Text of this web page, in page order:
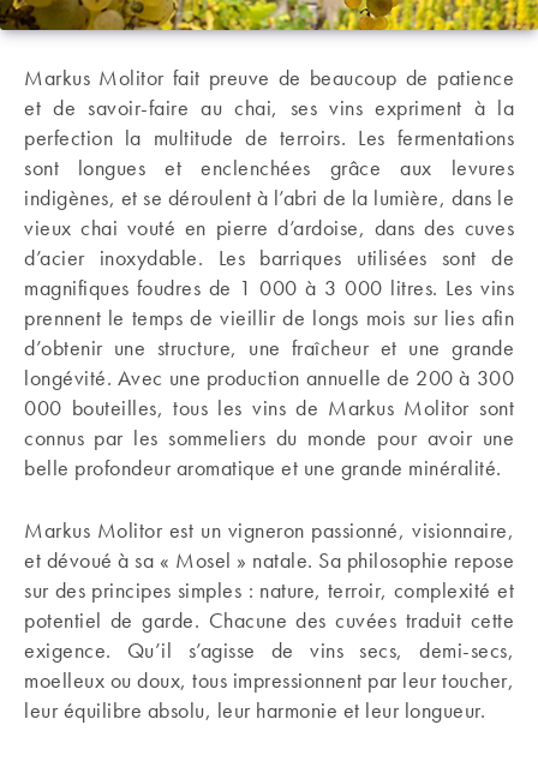
Markus Molitor fait preuve de beaucoup de patience
et de savoir-faire au chai, ses vins expriment à la
perfection la multitude de terroirs. Les fermentations
sont longues et enclenchées grâce aux levures
indigènes, et se déroulent à l’abri de la lumière, dans le
vieux chai vouté en pierre d’ardoise, dans des cuves
d’acier inoxydable. Les barriques utilisées sont de
magnifiques foudres de 1 000 à 3 000 litres. Les vins
prennent le temps de vieillir de longs mois sur lies afin
d’obtenir une structure, une fraîcheur et une grande
longévité. Avec une production annuelle de 200 à 300
000 bouteilles, tous les vins de Markus Molitor sont
connus par les sommeliers du monde pour avoir une
belle profondeur aromatique et une grande minéralité.
Markus Molitor est un vigneron passionné, visionnaire,
et dévoué à sa « Mosel » natale. Sa philosophie repose
sur des principes simples : nature, terroir, complexité et
potentiel de garde. Chacune des cuvées traduit cette
exigence. Qu’il s’agisse de vins secs, demi-secs,
moelleux ou doux, tous impressionnent par leur toucher,
leur équilibre absolu, leur harmonie et leur longueur.